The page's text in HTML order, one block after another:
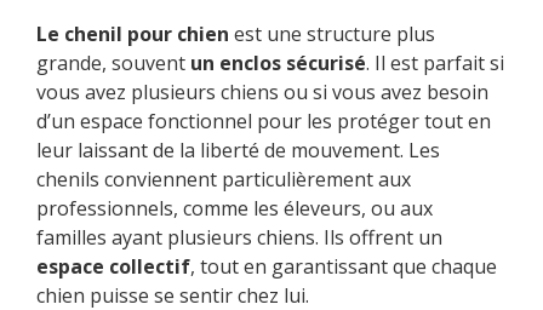
Le chenil pour chien est une structure plus
grande, souvent un enclos sécurisé. Il est parfait si
vous avez plusieurs chiens ou si vous avez besoin
d’un espace fonctionnel pour les protéger tout en
leur laissant de la liberté de mouvement. Les
chenils conviennent particulièrement aux
professionnels, comme les éleveurs, ou aux
familles ayant plusieurs chiens. Ils offrent un
espace collectif, tout en garantissant que chaque
chien puisse se sentir chez lui.